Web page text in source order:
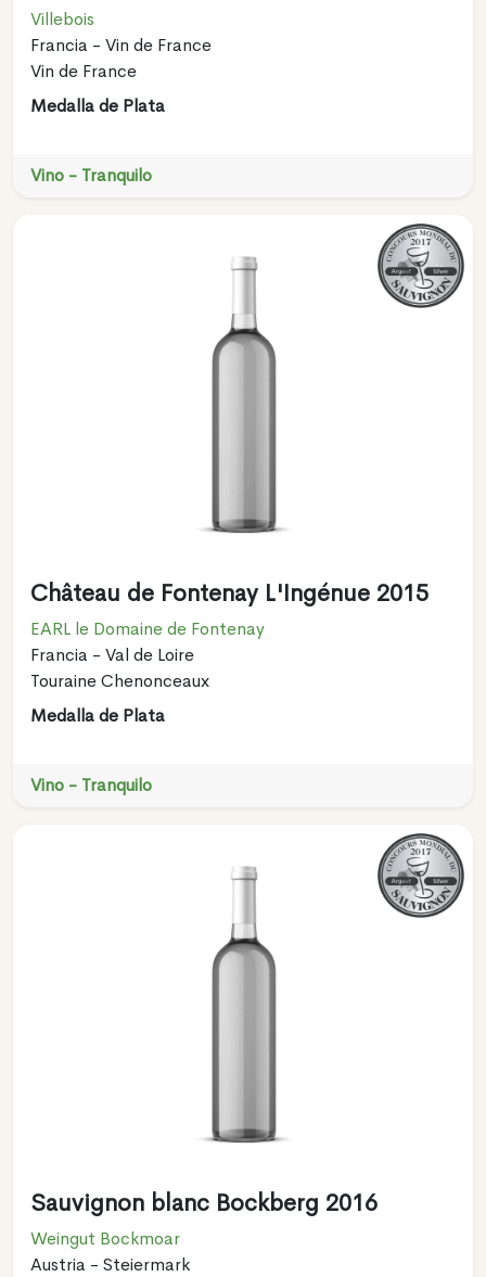
Villebois
Francia - Vin de France
Vin de France
Medalla de Plata
Vino - Tranquilo
Château de Fontenay L'Ingénue 2015
EARL le Domaine de Fontenay
Francia - Val de Loire
Touraine Chenonceaux
Medalla de Plata
Vino - Tranquilo
Sauvignon blanc Bockberg 2016
Weingut Bockmoar
Austria - Steiermark